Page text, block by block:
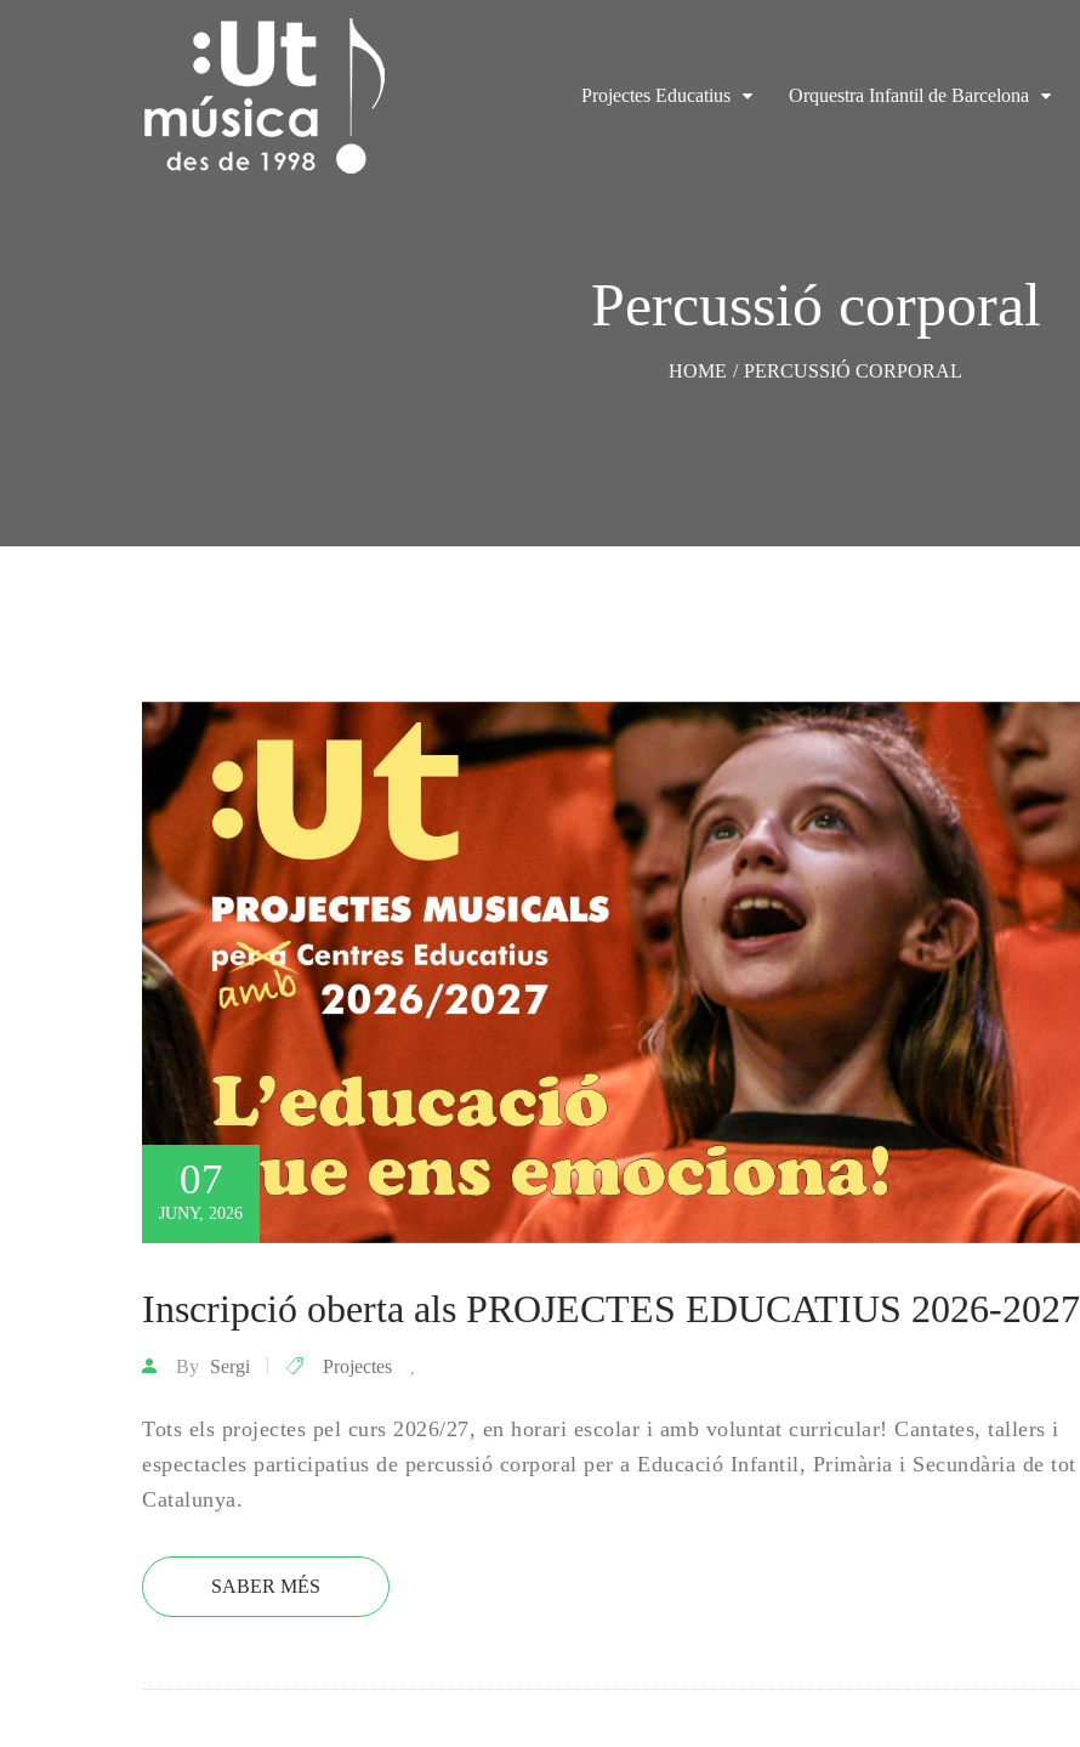
Projectes Educatius Orquestra Infantil de Barcelona
Percussió corporal
HOME / PERCUSSIÓ CORPORAL
07
JUNY, 2026
Inscripció oberta als PROJECTES EDUCATIUS 2026-2027
By Sergi Projectes
Tots els projectes pel curs 2026/27, en horari escolar i amb voluntat curricular! Cantates, tallers i
espectacles participatius de percussió corporal per a Educació Infantil, Primària i Secundària de tot
Catalunya.
SABER MÉS